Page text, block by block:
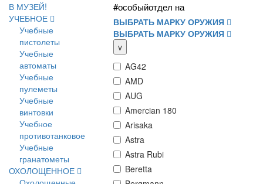
В МУЗЕЙ!
УЧЕБНОЕ
Учебные
пистолеты
Учебные
автоматы
Учебные
пулеметы
Учебные
винтовки
Учебное
противотанковое
Учебные
гранатометы
ОХОЛОЩЕННОЕ
#особыйотдел на
ВЫБРАТЬ МАРКУ ОРУЖИЯ
ВЫБРАТЬ МАРКУ ОРУЖИЯ
v
AG42
AMD
AUG
Amercian 180
Arisaka
Astra
Astra Rubi
Beretta